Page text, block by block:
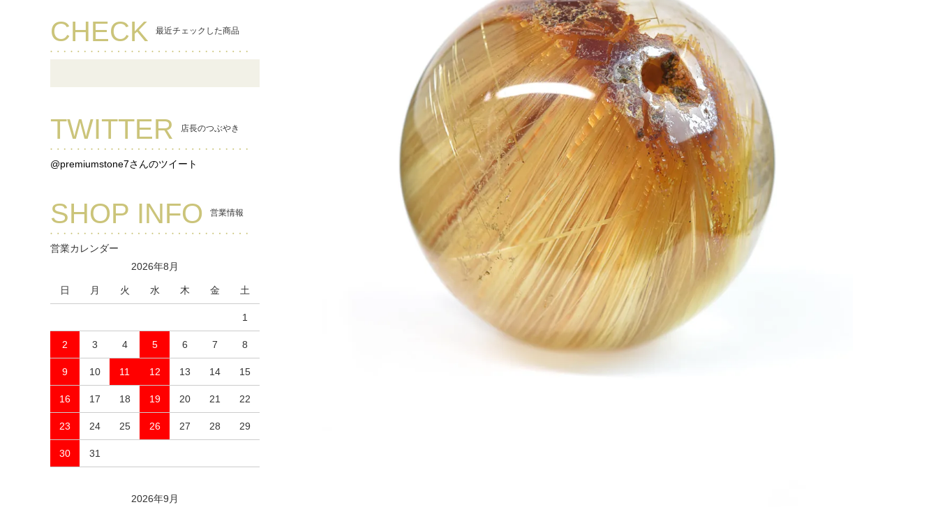
CHECK 最近チェックした商品
TWITTER 店長のつぶやき
@premiumstone7さんのツイート
SHOP INFO 営業情報
営業カレンダー
2026年8月
日 月 火 水 木 金 土
1
2 3 4 5 6 7 8
9 10 11 12 13 14 15
16 17 18 19 20 21 22
23 24 25 26 27 28 29
30 31
2026年9月